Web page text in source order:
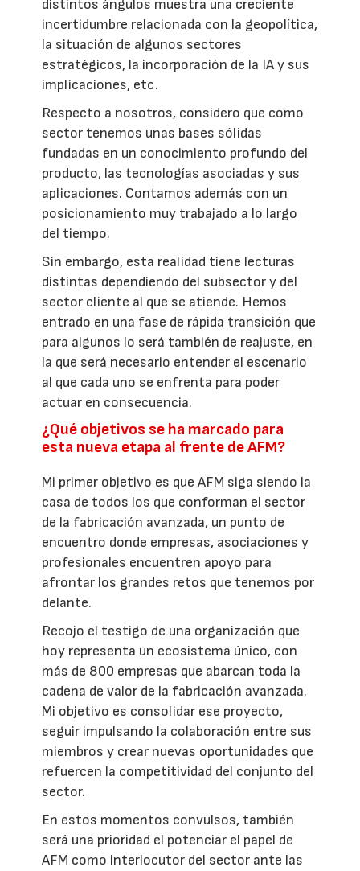
distintos ángulos muestra una creciente
incertidumbre relacionada con la geopolítica,
la situación de algunos sectores
estratégicos, la incorporación de la IA y sus
implicaciones, etc.
Respecto a nosotros, considero que como
sector tenemos unas bases sólidas
fundadas en un conocimiento profundo del
producto, las tecnologías asociadas y sus
aplicaciones. Contamos además con un
posicionamiento muy trabajado a lo largo
del tiempo.
Sin embargo, esta realidad tiene lecturas
distintas dependiendo del subsector y del
sector cliente al que se atiende. Hemos
entrado en una fase de rápida transición que
para algunos lo será también de reajuste, en
la que será necesario entender el escenario
al que cada uno se enfrenta para poder
actuar en consecuencia.
¿Qué objetivos se ha marcado para
esta nueva etapa al frente de AFM?
Mi primer objetivo es que AFM siga siendo la
casa de todos los que conforman el sector
de la fabricación avanzada, un punto de
encuentro donde empresas, asociaciones y
profesionales encuentren apoyo para
afrontar los grandes retos que tenemos por
delante.
Recojo el testigo de una organización que
hoy representa un ecosistema único, con
más de 800 empresas que abarcan toda la
cadena de valor de la fabricación avanzada.
Mi objetivo es consolidar ese proyecto,
seguir impulsando la colaboración entre sus
miembros y crear nuevas oportunidades que
refuercen la competitividad del conjunto del
sector.
En estos momentos convulsos, también
será una prioridad el potenciar el papel de
AFM como interlocutor del sector ante las